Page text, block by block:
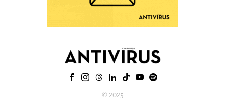
© 2025